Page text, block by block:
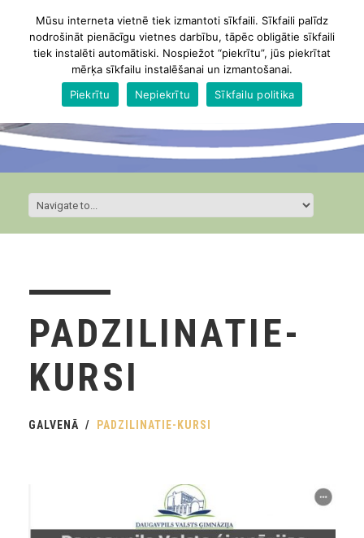
PADZILINATIE-
KURSI
GALVENĀ PADZILINATIE-KURSI
Mūsu interneta vietnē tiek izmantoti sīkfaili. Sīkfaili palīdz
nodrošināt pienācīgu vietnes darbību, tāpēc obligātie sīkfaili
tiek instalēti automātiski. Nospiežot “piekrītu”, jūs piekrītat
mērķa sīkfailu instalēšanai un izmantošanai.
Piekrītu
Nepiekrītu Sīkfailu politika